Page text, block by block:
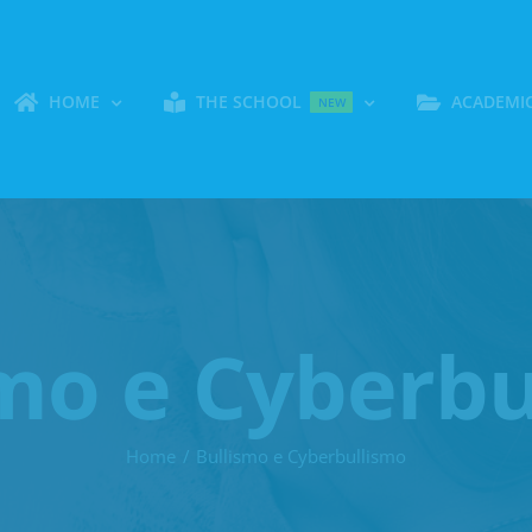
HOME THE SCHOOL NEW
e
Home Bullismo e Cyberbullismo